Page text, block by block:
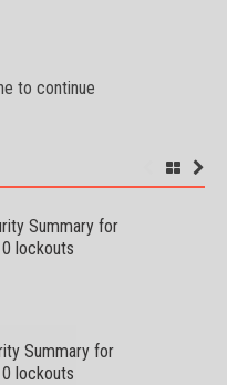
to continue
Summary for
lockouts
Summary for
lockouts